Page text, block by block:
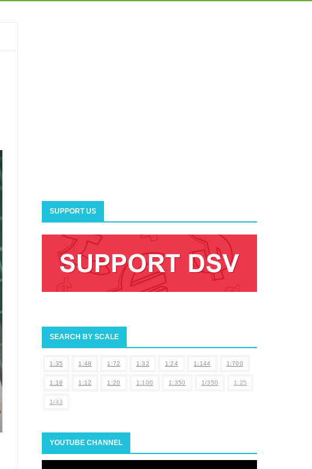
SUPPORT US
SEARCH BY SCALE
1:35 1:48 1:72 1:32 1:24 1:144 1:700
1:16 1:12 1:20 1:100 1:350 1/350 1:25
1/43
YOUTUBE CHANNEL